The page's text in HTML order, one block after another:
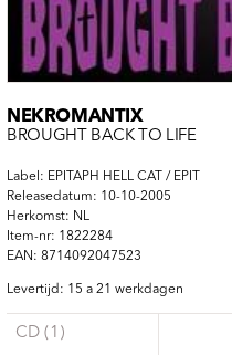
NEKROMANTIX
BROUGHT BACK TO LIFE
Label: EPITAPH HELL CAT / EPIT
Releasedatum: 10-10-2005
Herkomst: NL
Item-nr: 1822284
EAN: 8714092047523
Levertijd: 15 a 21 werkdagen
CD (1)